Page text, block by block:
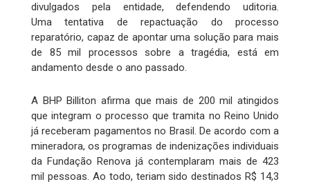
divulgados pela entidade, defendendo uditoria.
Uma tentativa de repactuação do processo
reparatório, capaz de apontar uma solução para mais
de 85 mil processos sobre a tragédia, está em
andamento desde o ano passado.
A BHP Billiton afirma que mais de 200 mil atingidos
que integram o processo que tramita no Reino Unido
já receberam pagamentos no Brasil. De acordo com a
mineradora, os programas de indenizações individuais
da Fundação Renova já contemplaram mais de 423
mil pessoas. Ao todo, teriam sido destinados R$ 14,3